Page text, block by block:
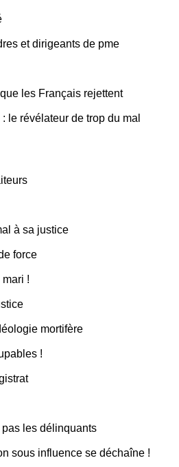
et dirigeants de pme
les Français rejettent
le révélateur de trop du mal
à sa justice
force
mari !
mortifère
!
les délinquants
sous influence se déchaîne !